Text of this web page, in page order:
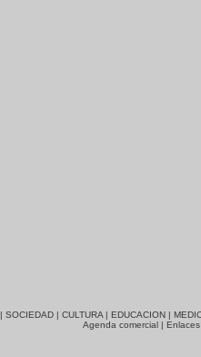
| SOCIEDAD | CULTURA | EDUCACION |
Agenda comercial |Enlaces